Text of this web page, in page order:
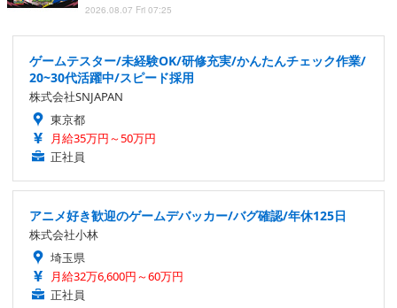
2026.08.07 Fri 07:25
ゲームテスター/未経験OK/研修充実/かんたんチェック作業/
20~30代活躍中/スピード採用
株式会社SNJAPAN
東京都
月給35万円～50万円
正社員
アニメ好き歓迎のゲームデバッカー/バグ確認/年休125日
株式会社小林
埼玉県
月給32万6,600円～60万円
正社員